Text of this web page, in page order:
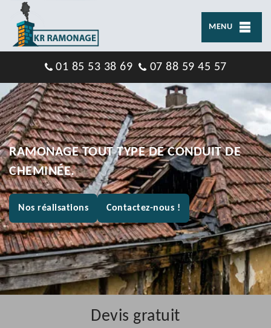
MENU
01 85 53 38 69 07 88 59 45 57
RAMONAGE TOUT TYPE DE CONDUIT DE
CHEMINÉE.
Nos réalisations Contactez-nous !
Devis gratuit